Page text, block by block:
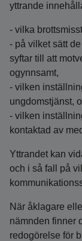
yttrande
- vilka
- på vilket sätt
syftar till att
ogynnsamt,
- vilken
ungdomstjänst,
- vilken
kontaktad av
Yttrandet kan
och i så fall på
När åklagare
nämnden finner
redogörelse för